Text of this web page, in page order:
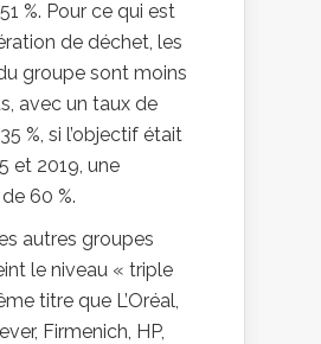
%. Pour ce qui est
de déchet, les
groupe sont moins
avec un taux de
%, si l’objectif était
et 2019, une
60 %.
autres groupes
le niveau « triple
titre que L’Oréal,
Firmenich, HP,